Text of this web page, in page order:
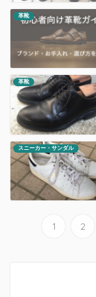
革靴
革靴
スニーカー・サンダル
1 2